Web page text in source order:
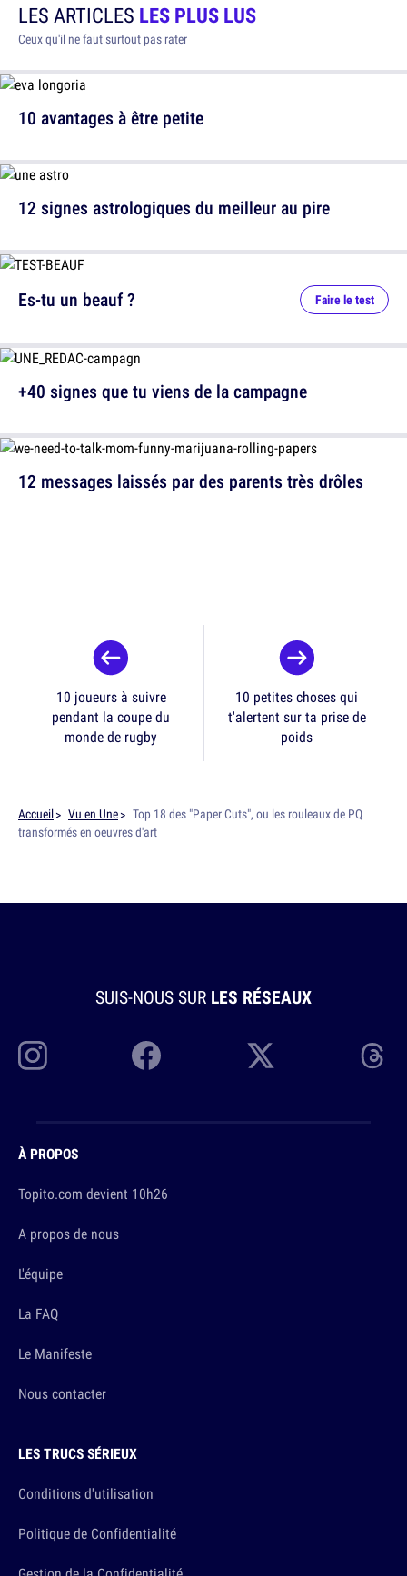
LES ARTICLES LES PLUS LUS
Ceux qu'il ne faut surtout pas rater
10 avantages à être petite
12 signes astrologiques du meilleur au pire
12 messages laissés par des parents très drôles
Es-tu un beauf ? Faire le test
+40 signes que tu viens de la campagne
10 joueurs à suivre
pendant la coupe du
monde de rugby
10 petites choses qui
t'alertent sur ta prise de
poids
Accueil Vu en Une
Top 18 des "Paper Cuts", ou les rouleaux de PQ
transformés en oeuvres d'art
SUIS-NOUS SUR LES RÉSEAUX
À PROPOS
Topito.com devient 10h26
A propos de nous
L'équipe
La FAQ
Le Manifeste
Nous contacter
LES TRUCS SÉRIEUX
Conditions d'utilisation
Politique de Confidentialité